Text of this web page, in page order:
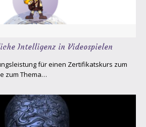
Intelligenz in Videospielen
für einen Zertifikatskurs zum
zum Thema…